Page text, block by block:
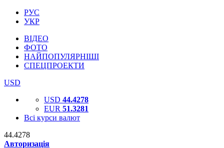
РУС
УКР
ВІДЕО
ФОТО
НАЙПОПУЛЯРНІШІ
СПЕЦПРОЕКТИ
USD
USD 44.4278
EUR 51.3281
Всі курси валют
44.4278
Авторизація